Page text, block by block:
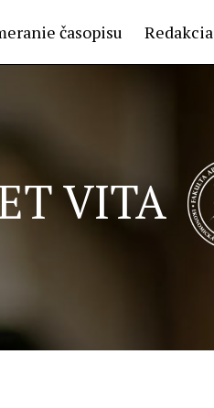
časopisu Redakcia
VITA